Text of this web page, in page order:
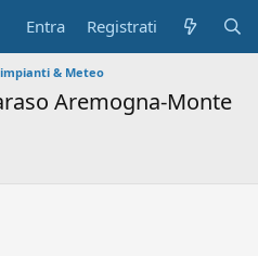
Entra Registrati
& Meteo
Aremogna-Monte